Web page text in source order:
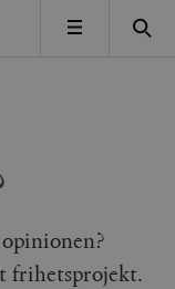
MENY
frihetsprojekt.